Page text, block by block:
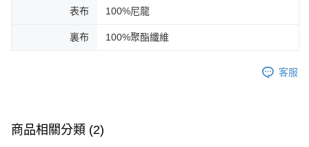
１．於結帳方式選擇「AFTEE先享後付」後，將跳轉至「AFTEE先享後付」
結帳頁面，進行簡訊認證並確認金額後，即可完成結帳。
２．訂單成立數日內，您將收到繳費通知簡訊。
３．收到繳費通知簡訊後14天內，點擊此簡訊中的連結，可透過四大超商／
※ 請注意：結帳手續完成當下不需立刻繳費，但若您需要取消訂單，請聯絡
購買商品的店家。未經商家同意取消之訂單仍視為有效，需透過AFTEE先享
客戶支援中心」https://netprotections.freshdesk.com/support/home
表布 100%尼龍
裏布 100%聚酯纖維
客服
商品相關分類 (2)